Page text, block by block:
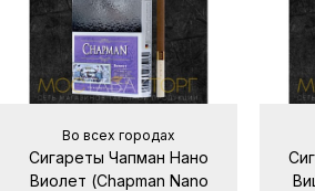
Во всех городах
Сигареты Чапман Нано
Виолет (Chapman Nano